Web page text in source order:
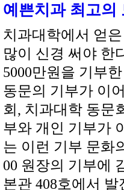
예쁜치과 최고의
치과대학에서 얻
많이 신경 써야 한
5000만원을 기부
동문의 기부가 이
회, 치과대학 동문
부와 개인 기부가
는 이런 기부 문화
00 원장의 기부에
본관 408호에서